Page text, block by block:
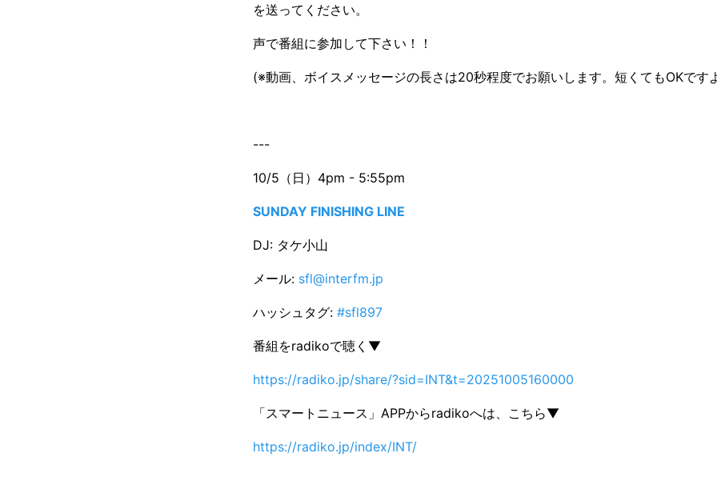
を送ってください。
声で番組に参加して下さい！！
(※動画、ボイスメッセージの長さは20秒程度でお願いします。短くてもOKです
---
10/5（日）4pm - 5:55pm
SUNDAY FINISHING LINE
DJ: タケ小山
メール: sfl@interfm.jp
ハッシュタグ: #sfl897
番組をradikoで聴く▼
https://radiko.jp/share/?sid=INT&t=20251005160000
「スマートニュース」APPからradikoへは、こちら▼
https://radiko.jp/index/INT/